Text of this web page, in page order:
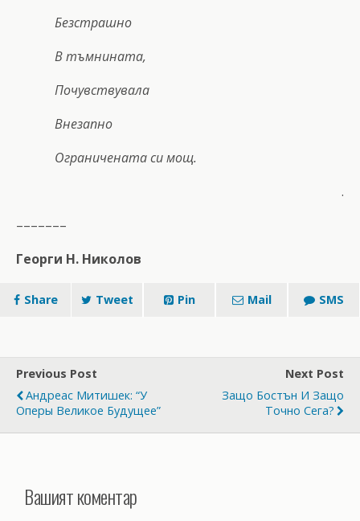
Безстрашно
В тъмнината,
Почувствувала
Внезапно
Ограничената си мощ.
.
–––––––
Георги Н. Николов
Share Tweet Pin Mail SMS
Previous Post
Андреас Митишек: “У
Оперы Великое Будущее”
Next Post
Защо Бостън И Защо
Точно Сега?
Вашият коментар